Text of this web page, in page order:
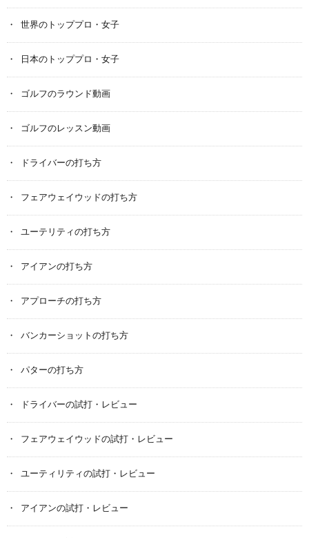
世界のトッププロ・女子
日本のトッププロ・女子
ゴルフのラウンド動画
ゴルフのレッスン動画
ドライバーの打ち方
フェアウェイウッドの打ち方
ユーテリティの打ち方
アイアンの打ち方
アプローチの打ち方
バンカーショットの打ち方
パターの打ち方
ドライバーの試打・レビュー
フェアウェイウッドの試打・レビュー
ユーティリティの試打・レビュー
アイアンの試打・レビュー